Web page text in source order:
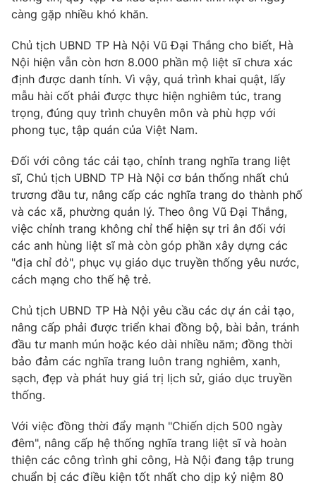
càng gặp nhiều khó khăn.
Chủ tịch UBND TP Hà Nội Vũ Đại Thắng cho biết, Hà
Nội hiện vẫn còn hơn 8.000 phần mộ liệt sĩ chưa xác
định được danh tính. Vì vậy, quá trình khai quật, lấy
mẫu hài cốt phải được thực hiện nghiêm túc, trang
trọng, đúng quy trình chuyên môn và phù hợp với
phong tục, tập quán của Việt Nam.
Đối với công tác cải tạo, chỉnh trang nghĩa trang liệt
sĩ, Chủ tịch UBND TP Hà Nội cơ bản thống nhất chủ
trương đầu tư, nâng cấp các nghĩa trang do thành phố
và các xã, phường quản lý. Theo ông Vũ Đại Thắng,
việc chỉnh trang không chỉ thể hiện sự tri ân đối với
các anh hùng liệt sĩ mà còn góp phần xây dựng các
"địa chỉ đỏ", phục vụ giáo dục truyền thống yêu nước,
cách mạng cho thế hệ trẻ.
Chủ tịch UBND TP Hà Nội yêu cầu các dự án cải tạo,
nâng cấp phải được triển khai đồng bộ, bài bản, tránh
đầu tư manh mún hoặc kéo dài nhiều năm; đồng thời
bảo đảm các nghĩa trang luôn trang nghiêm, xanh,
sạch, đẹp và phát huy giá trị lịch sử, giáo dục truyền
thống.
Với việc đồng thời đẩy mạnh "Chiến dịch 500 ngày
đêm", nâng cấp hệ thống nghĩa trang liệt sĩ và hoàn
thiện các công trình ghi công, Hà Nội đang tập trung
chuẩn bị các điều kiện tốt nhất cho dịp kỷ niệm 80